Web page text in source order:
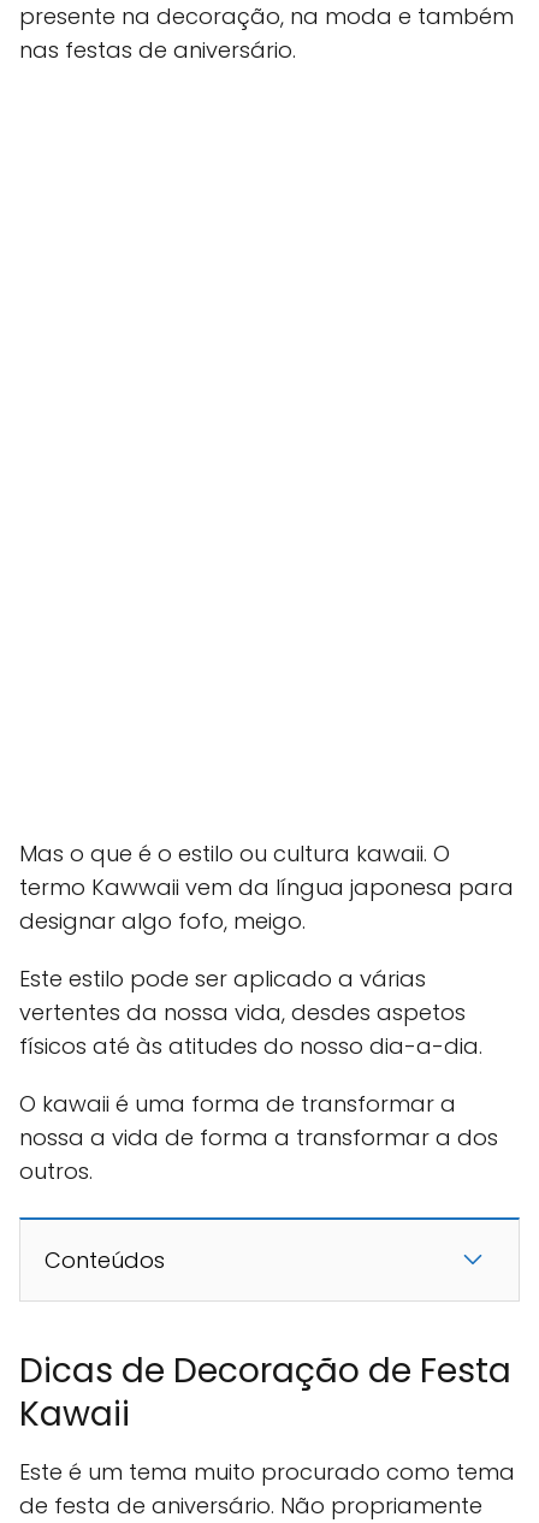
presente na decoração, na moda e também
nas festas de aniversário.
Mas o que é o estilo ou cultura kawaii. O
termo Kawwaii vem da língua japonesa para
designar algo fofo, meigo.
Este estilo pode ser aplicado a várias
vertentes da nossa vida, desdes aspetos
físicos até às atitudes do nosso dia-a-dia.
O kawaii é uma forma de transformar a
nossa a vida de forma a transformar a dos
outros.
Conteúdos
Dicas de Decoração de Festa
Kawaii
Este é um tema muito procurado como tema
de festa de aniversário. Não propriamente